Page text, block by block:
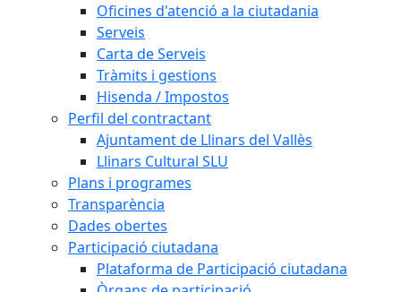
Oficines d'atenció a la ciutadania
Serveis
Carta de Serveis
Tràmits i gestions
Hisenda / Impostos
Perfil del contractant
Ajuntament de Llinars del Vallès
Llinars Cultural SLU
Plans i programes
Transparència
Dades obertes
Participació ciutadana
Plataforma de Participació ciutadana